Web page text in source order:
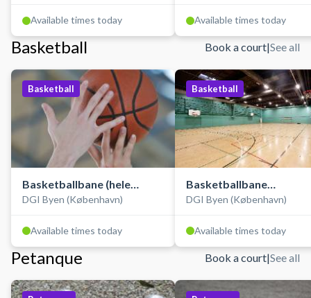
Available times today Available times today
Basketball Book a court|See all
Basketball
Basketballbane (hele
hallen)
DGI Byen (København)
Available times today
Basketball
Basketballbane
(træningsbane)
DGI Byen (København)
Available times today
Petanque Book a court|See all